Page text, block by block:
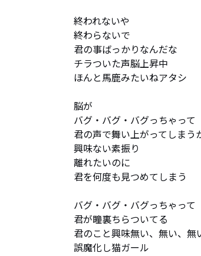
終われないや
終わらないで
君の事ばっかりなんだな
チラついた声脳上昇中
ほんと馬鹿みたいねアタシ
脳が
バグ・バグ・バグっちゃって
君の声で舞い上がってしまう
興味ない素振り
離れたいのに
君を何度も見つめてしまう
バグ・バグ・バグっちゃって
君が瞳裏ちらついてる
君のこと興味無い、無い、無
誤魔化し猫ガール